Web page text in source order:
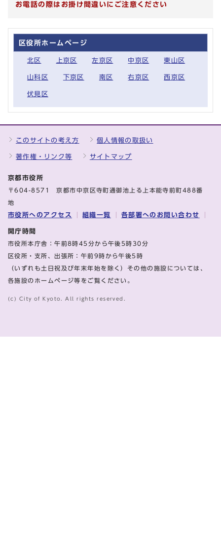
お電話の際はお掛け間違いにご注意ください
区役所ホームページ
北区 上京区 左京区 中京区 東山区
山科区 下京区 南区 右京区 西京区
伏見区
このサイトの考え方 個人情報の取扱い
著作権・リンク等 サイトマップ
京都市役所
〒604-8571 京都市中京区寺町通御池上る上本能寺前町488番
地
市役所へのアクセス 組織一覧 各部署へのお問い合わせ
開庁時間
市役所本庁舎：午前8時45分から午後5時30分
区役所・支所、出張所：午前9時から午後5時
（いずれも土日祝及び年末年始を除く）その他の施設については、
各施設のホームページ等をご覧ください。
(c) City of Kyoto. All rights reserved.